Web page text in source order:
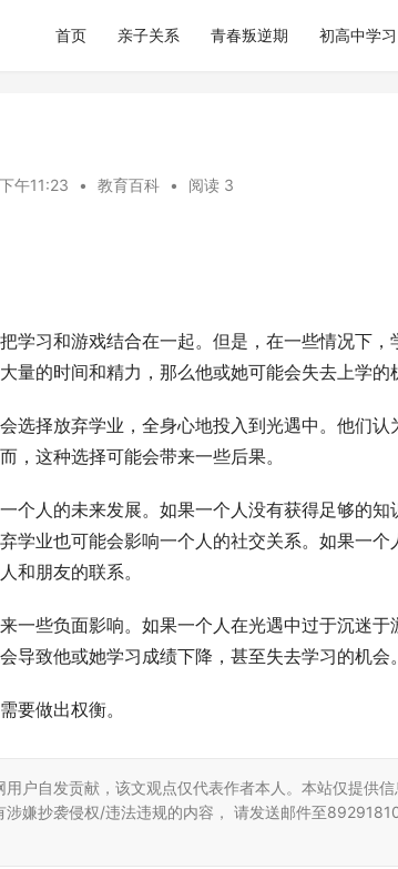
首页 亲子关系 青春叛逆期 初高中学习
午11:23 • 教育百科 • 阅读 3
学习和游戏结合在一起。但是，在一些情况下，
量的时间和精力，那么他或她可能会失去上学的
选择放弃学业，全身心地投入到光遇中。他们
，这种选择可能会带来一些后果。
个人的未来发展。如果一个人没有获得足够的
学业也可能会影响一个人的社交关系。如果一个
和朋友的联系。
一些负面影响。如果一个人在光遇中过于沉迷
导致他或她学习成绩下降，甚至失去学习的机会。
要做出权衡。
户自发贡献，该文观点仅代表作者本人。本站仅提供
涉嫌抄袭侵权/违法违规的内容， 请发送邮件至